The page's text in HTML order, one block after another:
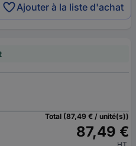
Ajouter à la liste d'achat
Total (87,49 € / unité(s))
87,49 €